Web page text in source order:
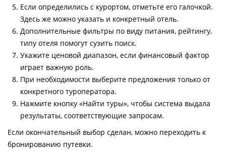
Если определились с курортом, отметьте его галочкой.
Здесь же можно указать и конкретный отель.
Дополнительные фильтры по виду питания, рейтингу,
типу отеля помогут сузить поиск.
Укажите ценовой диапазон, если финансовый фактор
играет важную роль.
При необходимости выберите предложения только от
конкретного туроператора.
Нажмите кнопку «Найти туры», чтобы система выдала
результаты, соответствующие запросам.
Если окончательный выбор сделан, можно переходить к
бронированию путевки.